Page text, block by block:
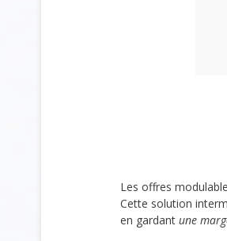
Les offres
Cette solution
en gardant une